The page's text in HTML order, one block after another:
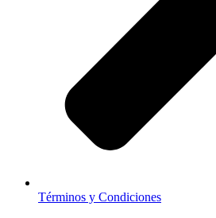
Términos y Condiciones